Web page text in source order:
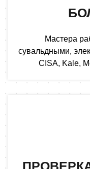
Мастера
сувальдными,
CISA, Kale,